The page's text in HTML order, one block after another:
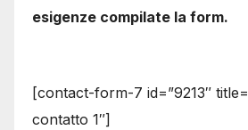
esigenze compilate la form.
[contact-form-7 id=”9213″
contatto 1″]